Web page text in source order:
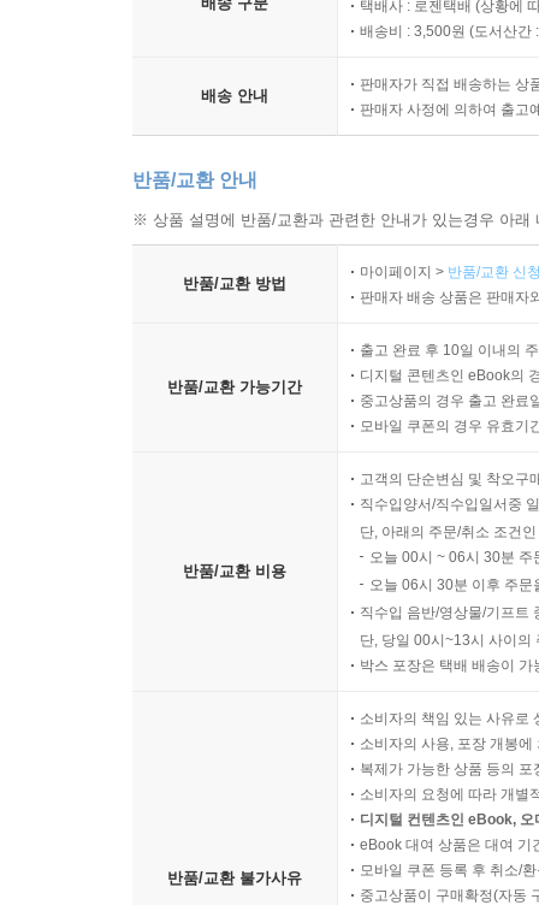
음악 / 한스 짐머& 제임스 둘리 : 한스 짐머는 1994
둘리에 의해 작곡, 편성되었다.
택배사 : 로젠택배 (상황에
배송비 : 3,500원 (도서산간
배송 안내
판매자가 직접 배송하는 상
판매자 사정에 의하여 출고
반품/교환 안내
※ 상품 설명에 반품/교환과 관련한 안내가 있는경우 아
반품/교환 방법
마이페이지 > 반품/교환 신
판매자 배송 상품은 판매자
반품/교환 가능기간
출고 완료 후 10일 이내의
디지털 콘텐츠인 eBook의
중고상품의 경우 출고 완료
모바일 쿠폰의 경우 유효기
반품/교환 비용
고객의 단순변심 및 착오구
직수입양서/직수입일서중
단, 아래의 주문/취소 조건
오늘 00시 ~ 06시 30분
오늘 06시 30분 이후 주
직수입 음반/영상물/기프트
단, 당일 00시~13시 사이의
박스 포장은 택배 배송이
반품/교환 불가사유
소비자의 책임 있는 사유로
소비자의 사용, 포장 개봉
복제가 가능한 상품 등의
소비자의 요청에 따라 개별
디지털 컨텐츠인 eBook,
eBook 대여 상품은 대여 기
모바일 쿠폰 등록 후 취소/
중고상품이 구매확정(자동